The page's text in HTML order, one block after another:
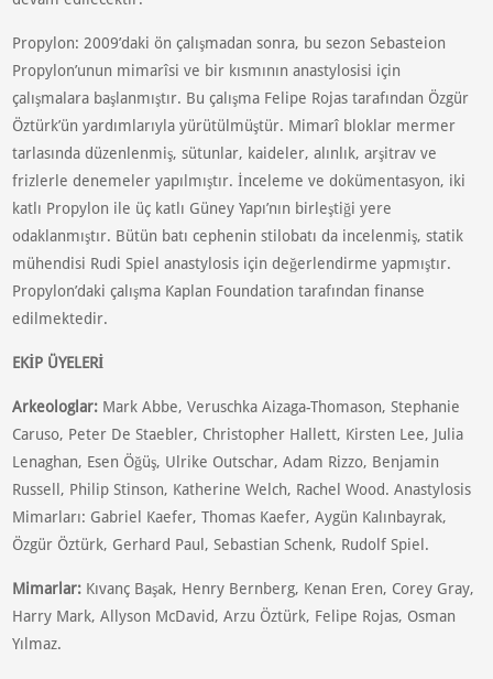
Propylon: 2009’daki ön çalışmadan sonra, bu sezon Sebasteion
Propylon’unun mimarîsi ve bir kısmının anastylosisi için
çalışmalara başlanmıştır. Bu çalışma Felipe Rojas tarafından Özgür
Öztürk’ün yardımlarıyla yürütülmüştür. Mimarî bloklar mermer
tarlasında düzenlenmiş, sütunlar, kaideler, alınlık, arşitrav ve
frizlerle denemeler yapılmıştır. İnceleme ve dokümentasyon, iki
katlı Propylon ile üç katlı Güney Yapı’nın birleştiği yere
odaklanmıştır. Bütün batı cephenin stilobatı da incelenmiş, statik
mühendisi Rudi Spiel anastylosis için değerlendirme yapmıştır.
Propylon’daki çalışma Kaplan Foundation tarafından finanse
edilmektedir.
EKİP ÜYELERİ
Arkeologlar: Mark Abbe, Veruschka Aizaga-Thomason, Stephanie
Caruso, Peter De Staebler, Christopher Hallett, Kirsten Lee, Julia
Lenaghan, Esen Öğüş, Ulrike Outschar, Adam Rizzo, Benjamin
Russell, Philip Stinson, Katherine Welch, Rachel Wood. Anastylosis
Mimarları: Gabriel Kaefer, Thomas Kaefer, Aygün Kalınbayrak,
Özgür Öztürk, Gerhard Paul, Sebastian Schenk, Rudolf Spiel.
Mimarlar: Kıvanç Başak, Henry Bernberg, Kenan Eren, Corey Gray,
Harry Mark, Allyson McDavid, Arzu Öztürk, Felipe Rojas, Osman
Yılmaz.